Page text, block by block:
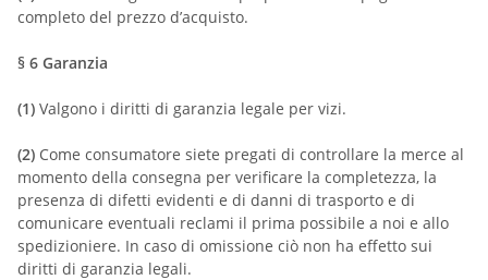
completo del prezzo d’acquisto.
§ 6 Garanzia
(1) Valgono i diritti di garanzia legale per vizi.
(2) Come consumatore siete pregati di controllare la merce al
momento della consegna per verificare la completezza, la
presenza di difetti evidenti e di danni di trasporto e di
comunicare eventuali reclami il prima possibile a noi e allo
spedizioniere. In caso di omissione ciò non ha effetto sui
diritti di garanzia legali.